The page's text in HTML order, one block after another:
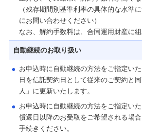
（残存期間別基準利率の具体的な水準
にお問い合わせください）
なお、解約手数料は、合同運用財産に組
自動継続のお取り扱い
お申込時に自動継続の方法をご指定い
日を信託契約日として従来のご契約と
人」に更新いたします。
お申込時に自動継続の方法をご指定いた
償還日以降のお受取をご希望される場
手続きください。